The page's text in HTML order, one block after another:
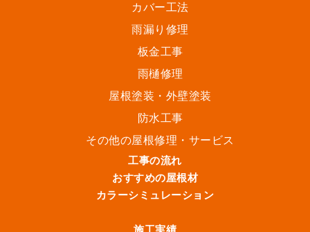
カバー工法
雨漏り修理
板金工事
雨樋修理
屋根塗装・外壁塗装
防水工事
その他の屋根修理・サービス
工事の流れ
おすすめの屋根材
カラーシミュレーション
施工実績